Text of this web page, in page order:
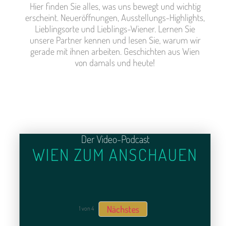
Hier finden Sie alles, was uns bewegt und wichtig
erscheint. Neueröffnungen, Ausstellungs-Highlights,
Lieblingsorte und Lieblings-Wiener. Lernen Sie
unsere Partner kennen und lesen Sie, warum wir
gerade mit ihnen arbeiten. Geschichten aus Wien
von damals und heute!
Der Video-Podcast
WIEN ZUM ANSCHAUEN
1 von 4 Nächstes